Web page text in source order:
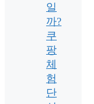
일
까?
쿠
팡
체
험
단